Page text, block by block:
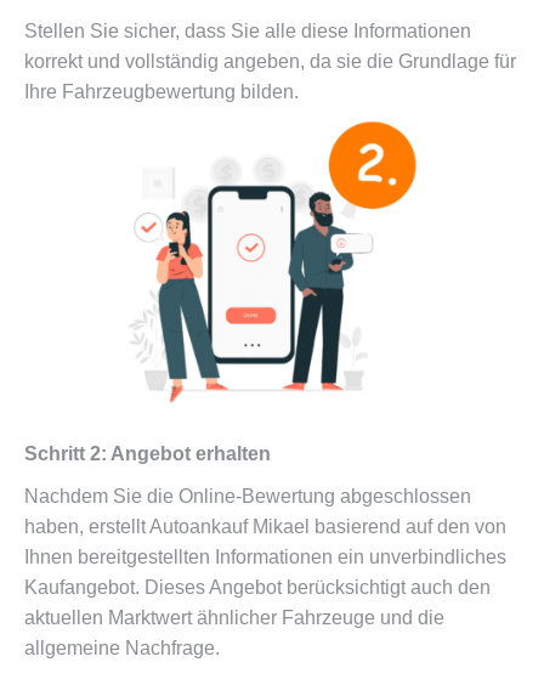
Stellen Sie sicher, dass Sie alle diese Informationen
korrekt und vollständig angeben, da sie die Grundlage für
Ihre Fahrzeugbewertung bilden.
Schritt 2: Angebot erhalten
Nachdem Sie die Online-Bewertung abgeschlossen
haben, erstellt Autoankauf Mikael basierend auf den von
Ihnen bereitgestellten Informationen ein unverbindliches
Kaufangebot. Dieses Angebot berücksichtigt auch den
aktuellen Marktwert ähnlicher Fahrzeuge und die
allgemeine Nachfrage.